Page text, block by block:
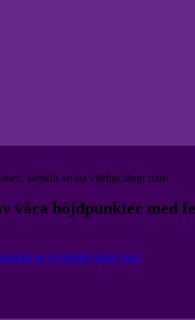
särskilt att stå väldigt långt fram
våra höjdpunkter med